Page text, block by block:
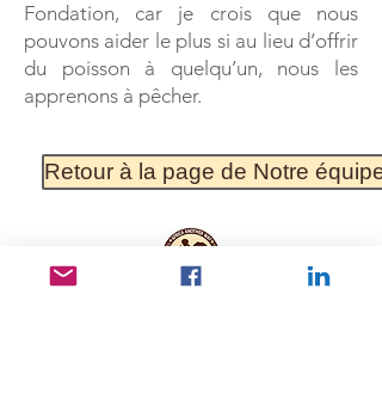
Fondation, car je crois que nous
pouvons aider le plus si au lieu d’offrir
du poisson à quelqu’un, nous les
apprenons à pêcher.
Retour à la page de Notre équipe